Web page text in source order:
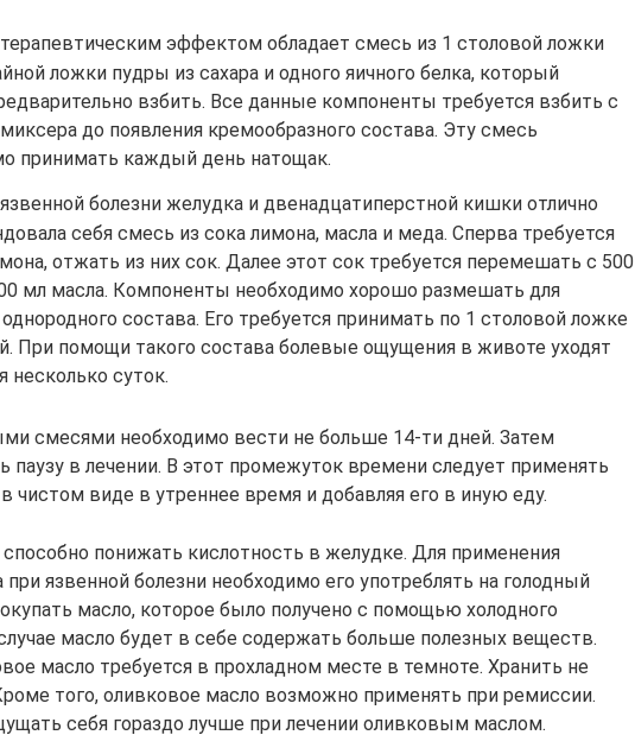
эффектом обладает смесь из 1 столовой ложки
ложки пудры из сахара и одного яичного белка, который
взбить. Все данные компоненты требуется взбить с
до появления кремообразного состава. Эту смесь
принимать каждый день натощак.
болезни желудка и двенадцатиперстной кишки отлично
себя смесь из сока лимона, масла и меда. Сперва требуется
отжать из них сок. Далее этот сок требуется перемешать с 500
мл масла. Компоненты необходимо хорошо размешать для
однородного состава. Его требуется принимать по 1 столовой ложке
При помощи такого состава болевые ощущения в животе уходят
несколько суток.
смесями необходимо вести не больше 14-ти дней. Затем
паузу в лечении. В этот промежуток времени следует применять
чистом виде в утреннее время и добавляя его в иную еду.
понижать кислотность в желудке. Для применения
при язвенной болезни необходимо его употреблять на голодный
масло, которое было получено с помощью холодного
масло будет в себе содержать больше полезных веществ.
масло требуется в прохладном месте в темноте. Хранить не
того, оливковое масло возможно применять при ремиссии.
себя гораздо лучше при лечении оливковым маслом.